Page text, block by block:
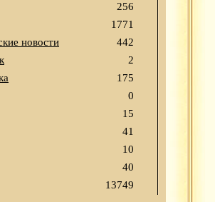
256
1771
новости
442
2
175
0
15
41
10
40
13749